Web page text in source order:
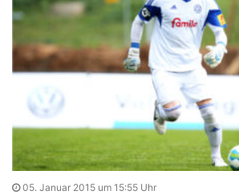
05. Januar 2015 um 15:55 Uhr